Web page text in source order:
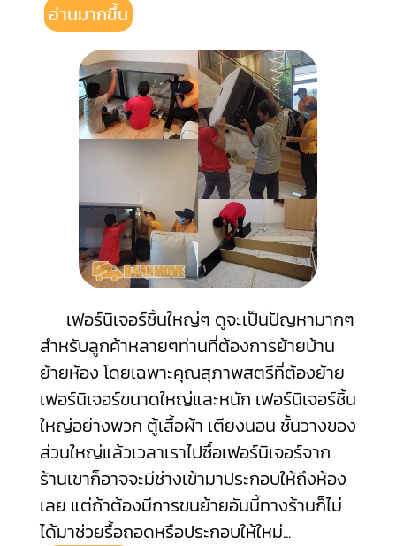
อ่านมากขึ้น
เฟอร์นิเจอร์ชิ้นใหญ่ๆ ดูจะเป็นปัญหามากๆ
สำหรับลูกค้าหลายๆท่านที่ต้องการย้ายบ้าน
ย้ายห้อง โดยเฉพาะคุณสุภาพสตรีที่ต้องย้าย
เฟอร์นิเจอร์ขนาดใหญ่และหนัก เฟอร์นิเจอร์ชิ้น
ใหญ่อย่างพวก ตู้เสื้อผ้า เตียงนอน ชั้นวางของ
ส่วนใหญ่แล้วเวลาเราไปซื้อเฟอร์นิเจอร์จาก
ร้านเขาก็อาจจะมีช่างเข้ามาประกอบให้ถึงห้อง
เลย แต่ถ้าต้องมีการขนย้ายอันนี้ทางร้านก็ไม่
ได้มาช่วยรื้อถอดหรือประกอบให้ใหม่...